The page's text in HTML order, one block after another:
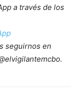
a través de los
seguirnos en